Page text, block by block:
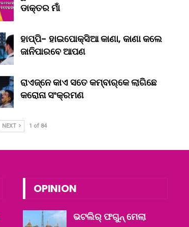
ଡାକ୍ତର ମାଁ
ହାପ୍ପି- ହାଇପୋକ୍ସିଆ କାଣା, କାଣା କଲେ
ଜାନିପାରବେ ଆପଣ
ରାଏଜ୍‌ନେ କାଏ ସତେ କମ୍‌ବାର୍‌କେ ଲାଗିଛେ
କରୋନା ସଂକ୍ରମଣ
NEXT 1 of 84
OPINION
ଭଟଲିର୍ ଫଗୁନ୍ ମେଲା